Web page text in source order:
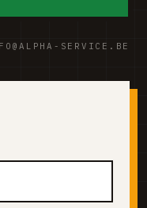
SERVICE.BE